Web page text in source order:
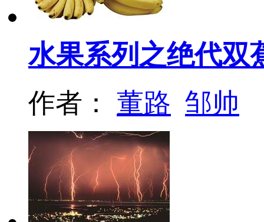
水果系列之绝代双
作者： 董路 邹帅